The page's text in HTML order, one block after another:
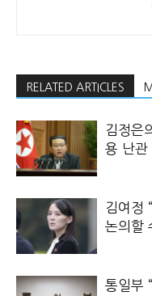
RELATED ARTICLES
김정은
용 난관
김여정
논의할
통일부